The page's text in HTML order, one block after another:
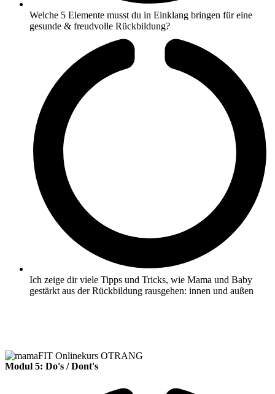
Welche 5 Elemente musst du in Einklang bringen für eine
gesunde & freudvolle Rückbildung?
Ich zeige dir viele Tipps und Tricks, wie Mama und Baby
gestärkt aus der Rückbildung rausgehen: innen und außen
Modul 5: Do's / Dont's